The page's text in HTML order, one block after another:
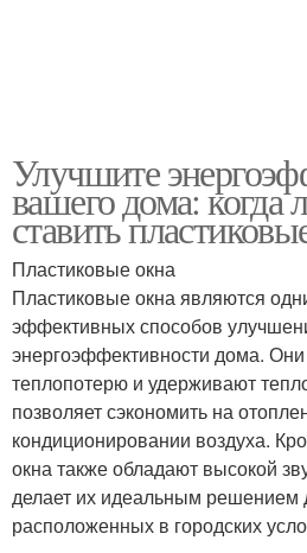
Улучшите
вашего дома: когда
ставить
Пластиковые окна
Пластиковые окна являются
эффективных способов
энергоэффективности дома.
теплопотерю и удерживают
позволяет сэкономить на
кондиционировании воздуха.
окна также обладают высокой
делает их идеальным
расположенных в городских